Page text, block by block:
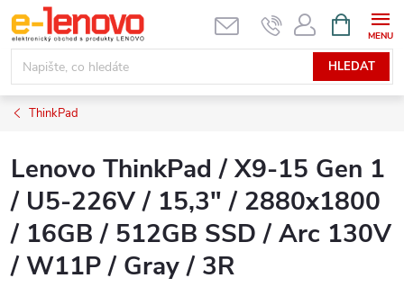
Přejít
na
obsah
HLEDAT
NÁKUPNÍ
KOŠÍK
ThinkPad
Lenovo ThinkPad / X9-15 Gen 1
/ U5-226V / 15,3" / 2880x1800
/ 16GB / 512GB SSD / Arc 130V
/ W11P / Gray / 3R